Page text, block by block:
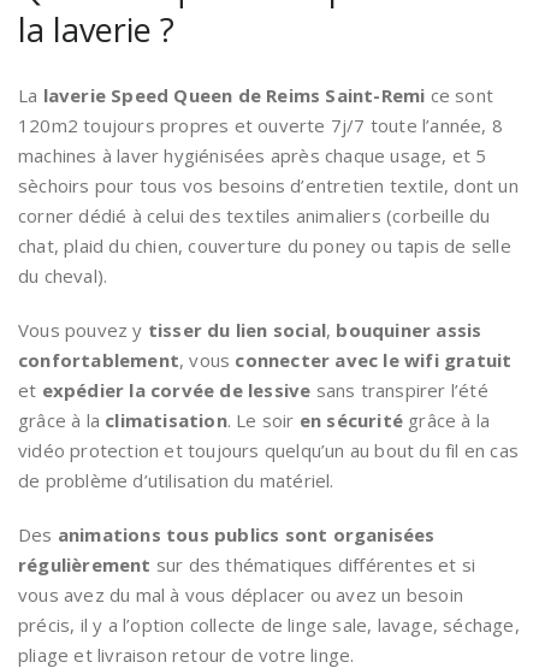
la laverie ?
La laverie Speed Queen de Reims Saint-Remi ce sont
120m2 toujours propres et ouverte 7j/7 toute l’année, 8
machines à laver hygiénisées après chaque usage, et 5
sèchoirs pour tous vos besoins d’entretien textile, dont un
corner dédié à celui des textiles animaliers (corbeille du
chat, plaid du chien, couverture du poney ou tapis de selle
du cheval).
Vous pouvez y tisser du lien social, bouquiner assis
confortablement, vous connecter avec le wifi gratuit
et expédier la corvée de lessive sans transpirer l’été
grâce à la climatisation. Le soir en sécurité grâce à la
vidéo protection et toujours quelqu’un au bout du fil en cas
de problème d’utilisation du matériel.
Des animations tous publics sont organisées
régulièrement sur des thématiques différentes et si
vous avez du mal à vous déplacer ou avez un besoin
précis, il y a l’option collecte de linge sale, lavage, séchage,
pliage et livraison retour de votre linge.